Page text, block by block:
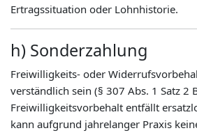
Ertragssituation oder Lohnhistorie.
h) Sonderzahlung
Freiwilligkeits- oder
verständlich sein (§ 307 Abs. 1 Satz 2
Freiwilligkeitsvorbehalt entfällt
kann aufgrund jahrelanger Praxis